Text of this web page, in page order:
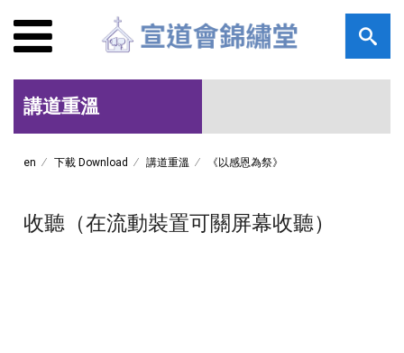
講道重溫
en 下載 Download 講道重溫 《以感恩為祭》
收聽（在流動裝置可關屏幕收聽）